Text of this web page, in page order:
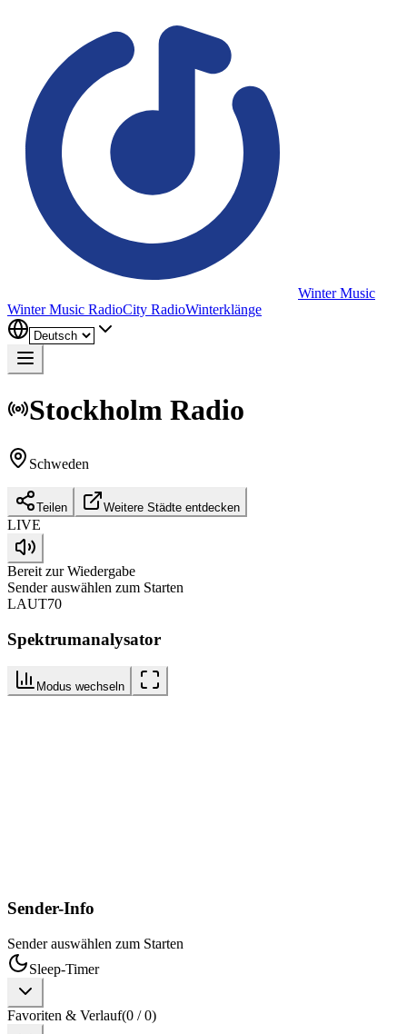
Winter Music
Winter Music RadioCity RadioWinterklänge
Stockholm Radio
Schweden
Teilen Weitere Städte entdecken
LIVE
Bereit zur Wiedergabe
Sender auswählen zum Starten
LAUT70
Spektrumanalysator
Modus wechseln
Sender-Info
Sender auswählen zum Starten
Sleep-Timer
Favoriten & Verlauf(0 /0)